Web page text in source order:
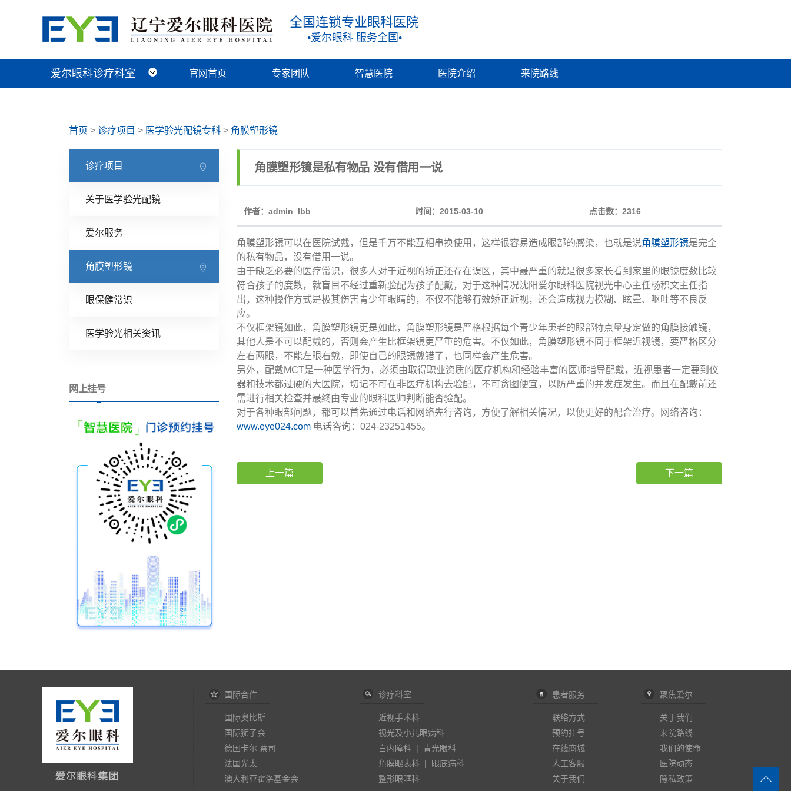
全国连锁专业眼科医院
•爱尔眼科 服务全国•
爱尔眼科诊疗科室
近视手术科
视光及小儿眼病科
白内障科
青光眼科
角膜眼表科
整形眼眶科
眼底病科
中医眼科 官网首页 专家团队 智慧医院 医院介绍 来院路线
首页 > 诊疗项目 > 医学验光配镜专科 > 角膜塑形镜
诊疗项目
关于医学验光配镜
爱尔服务
角膜塑形镜
眼保健常识
医学验光相关资讯
网上挂号
角膜塑形镜是私有物品 没有借用一说
作者：admin_lbb 时间：2015-03-10 点击数： 2316
角膜塑形镜可以在医院试戴，但是千万不能互相串换使用，这样很容易造成眼部的感染，也就是说角膜塑形镜是完全
的私有物品，没有借用一说。
由于缺乏必要的医疗常识，很多人对于近视的矫正还存在误区，其中最严重的就是很多家长看到家里的眼镜度数比较
符合孩子的度数，就盲目不经过重新验配为孩子配戴，对于这种情况沈阳爱尔眼科医院视光中心主任杨积文主任指
出，这种操作方式是极其伤害青少年眼睛的，不仅不能够有效矫正近视，还会造成视力模糊、眩晕、呕吐等不良反
应。
不仅框架镜如此，角膜塑形镜更是如此，角膜塑形镜是严格根据每个青少年患者的眼部特点量身定做的角膜接触镜，
其他人是不可以配戴的，否则会产生比框架镜更严重的危害。不仅如此，角膜塑形镜不同于框架近视镜，要严格区分
左右两眼，不能左眼右戴，即使自己的眼镜戴错了，也同样会产生危害。
另外，配戴MCT是一种医学行为，必须由取得职业资质的医疗机构和经验丰富的医师指导配戴，近视患者一定要到仪
器和技术都过硬的大医院，切记不可在非医疗机构去验配，不可贪图便宜，以防严重的并发症发生。而且在配戴前还
需进行相关检查并最终由专业的眼科医师判断能否验配。
对于各种眼部问题，都可以首先通过电话和网络先行咨询，方便了解相关情况，以便更好的配合治疗。网络咨询：
www.eye024.com 电话咨询：024-23251455。
上一篇 下一篇
国际合作
国际奥比斯
国际狮子会
德国卡尔 蔡司
法国光太
澳大利亚霍洛基金会
诊疗科室
近视手术科
视光及小儿眼病科
白内障科 | 青光眼科
角膜眼表科 |
眼底病科
整形眼眶科
患者服务
联络方式
预约挂号
在线商城
人工客服
关于我们
聚焦爱尔
关于我们
来院路线
我们的使命
医院动态
隐私政策